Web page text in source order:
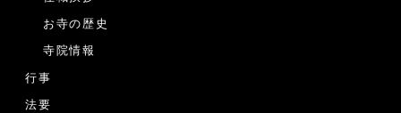
お寺の歴史
寺院情報
行事
法要